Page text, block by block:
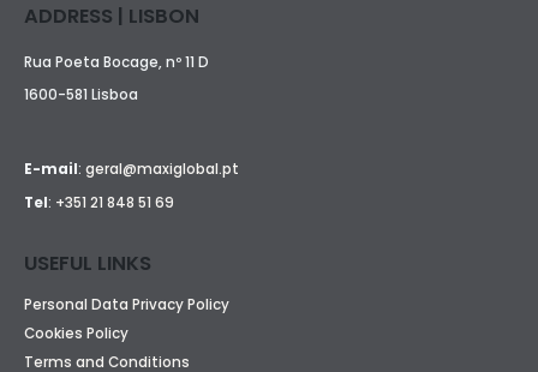
ADDRESS | LISBON
Rua Poeta Bocage, nº 11 D
1600-581 Lisboa
E-mail: geral@maxiglobal.pt
Tel: +351 21 848 51 69
USEFUL LINKS
Personal Data Privacy Policy
Cookies Policy
Terms and Conditions